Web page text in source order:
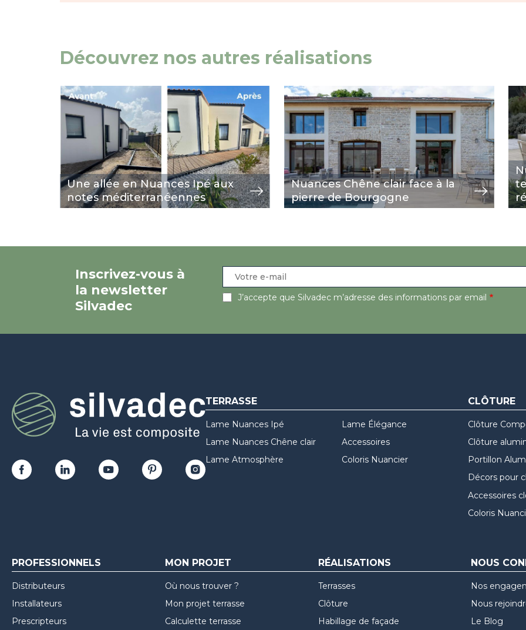
Découvrez nos autres réalisations
Une allée en Nuances Ipé aux
notes méditerranéennes
Image
view
Nuances Chêne clair face à la
pierre de Bourgogne
Image
view
Inscrivez-vous à
la newsletter
Silvadec
J’accepte que Silvadec m’adresse des informations par email
TERRASSE
Lame Nuances Ipé
Lame Nuances Chêne clair
Lame Atmosphère
Lame Élégance
Accessoires
Coloris Nuancier
CLÔTURE
Clôture
Clôture
Portillon
Décors pour
Accessoires
Coloris
PROFESSIONNELS
Distributeurs
Installateurs
Prescripteurs
MON PROJET
Où nous trouver ?
Mon projet terrasse
Calculette terrasse
RÉALISATIONS
Terrasses
Clôture
Habillage de façade
NOUS
Nos
Nous
Le Blog